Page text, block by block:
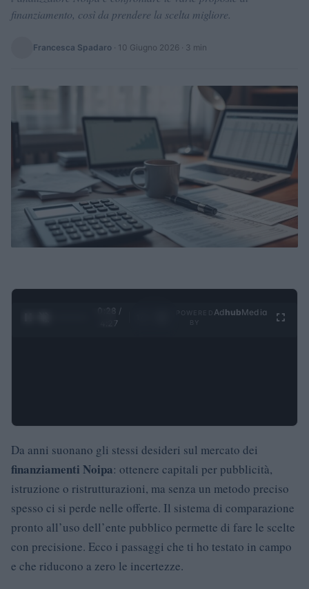
finanziamento, così da prendere la scelta migliore.
Francesca Spadaro · 10 Giugno 2026 · 3 min
0:29 /
4:27
Ad hubMedia
Da anni suonano gli stessi desideri sul mercato dei
finanziamenti Noipa: ottenere capitali per pubblicità,
istruzione o ristrutturazioni, ma senza un metodo preciso
spesso ci si perde nelle offerte. Il sistema di comparazione
pronto all’uso dell’ente pubblico permette di fare le scelte
con precisione. Ecco i passaggi che ti ho testato in campo
e che riducono a zero le incertezze.